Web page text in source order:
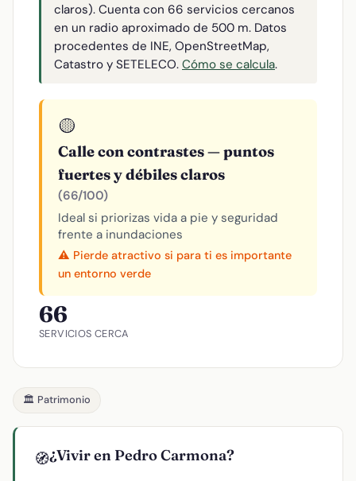
claros). Cuenta con 66 servicios cercanos
en un radio aproximado de 500 m. Datos
procedentes de INE, OpenStreetMap,
Catastro y SETELECO. Cómo se calcula.
🟡
Calle con contrastes — puntos
fuertes y débiles claros
(66/100)
Ideal si priorizas vida a pie y seguridad
frente a inundaciones
⚠️ Pierde atractivo si para ti es importante
un entorno verde
66
SERVICIOS CERCA
🏛️ Patrimonio
🧭¿Vivir en Pedro Carmona?